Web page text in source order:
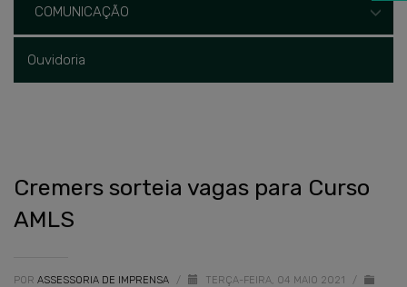
COMUNICAÇÃO
Ouvidoria
Cremers sorteia vagas para Curso
AMLS
POR ASSESSORIA DE IMPRENSA / TERÇA-FEIRA, 04 MAIO 2021 /